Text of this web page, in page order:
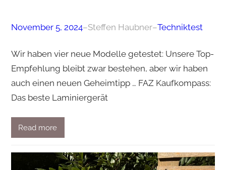
November 5, 2024–Steffen Haubner–Techniktest
Wir haben vier neue Modelle getestet: Unsere Top-
Empfehlung bleibt zwar bestehen, aber wir haben
auch einen neuen Geheimtipp … FAZ Kaufkompass:
Das beste Laminiergerät
Read more